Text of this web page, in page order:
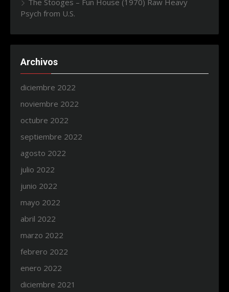
The Stooges – Fun House (1970) Raw Heavy
Psych from U.S.
Archivos
diciembre 2022
noviembre 2022
octubre 2022
septiembre 2022
agosto 2022
julio 2022
junio 2022
mayo 2022
abril 2022
marzo 2022
febrero 2022
enero 2022
diciembre 2021